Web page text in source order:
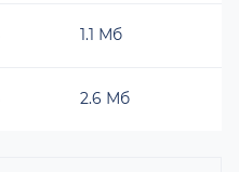
1.1 Мб
2.6 Мб